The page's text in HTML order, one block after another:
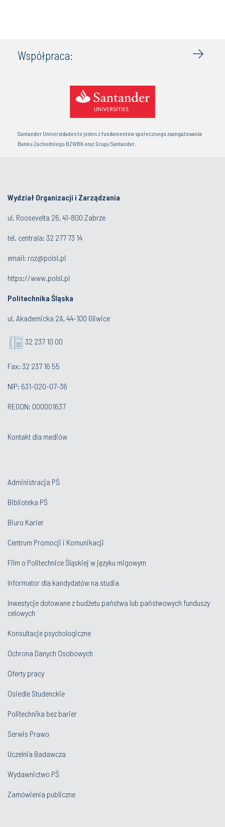
Współpraca:
Santander Universidades to jeden z fundamentów społecznego zaangażowania
Banku Zachodniego BZWBK oraz Grupy Santander.
Wydział Organizacji i Zarządzania
ul. Roosevelta 26, 41-800 Zabrze
tel. centrala: 32 277 73 14
email: roz@polsl.pl
https://www.polsl.pl
Politechnika Śląska
ul. Akademicka 2A, 44-100 Gliwice
32 237 10 00
Fax: 32 237 16 55
NIP: 631-020-07-36
REGON: 000001637
Kontakt dla mediów
Administracja PŚ
Biblioteka PŚ
Biuro Karier
Centrum Promocji i Komunikacji
Film o Politechnice Śląskiej w języku migowym
Informator dla kandydatów na studia
Inwestycje dotowane z budżetu państwa lub państwowych funduszy
celowych
Konsultacje psychologiczne
Ochrona Danych Osobowych
Oferty pracy
Osiedle Studenckie
Politechnika bez barier
Serwis Prawo
Uczelnia Badawcza
Wydawnictwo PŚ
Zamówienia publiczne